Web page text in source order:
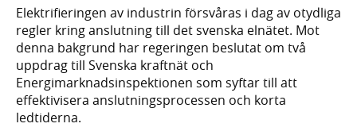
Elektrifieringen av industrin försvåras i dag av otydliga
regler kring anslutning till det svenska elnätet. Mot
denna bakgrund har regeringen beslutat om två
uppdrag till Svenska kraftnät och
Energimarknadsinspektionen som syftar till att
effektivisera anslutningsprocessen och korta
ledtiderna.